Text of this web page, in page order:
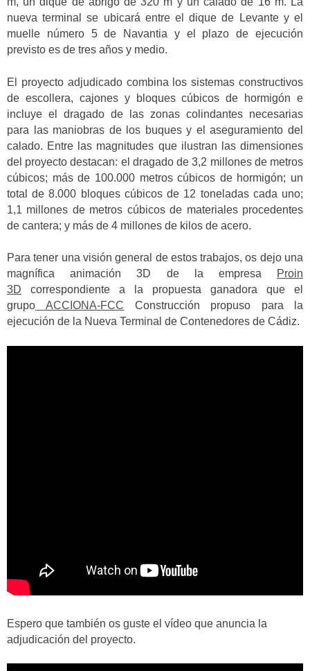
nueva terminal se ubicará entre el dique de Levante y el
muelle número 5 de Navantia y el plazo de ejecución
previsto es de tres años y medio.
El proyecto adjudicado combina los sistemas constructivos
de escollera, cajones y bloques cúbicos de hormigón e
incluye el dragado de las zonas colindantes necesarias
para las maniobras de los buques y el aseguramiento del
calado. Entre las magnitudes que ilustran las dimensiones
del proyecto destacan: el dragado de 3,2 millones de metros
cúbicos; más de 100.000 metros cúbicos de hormigón; un
total de 8.000 bloques cúbicos de 12 toneladas cada uno;
1,1 millones de metros cúbicos de materiales procedentes
de cantera; y más de 4 millones de kilos de acero.
Para tener una visión general de estos trabajos, os dejo una
magnífica animación 3D de la empresa
Proin
3D correspondiente a la propuesta ganadora que el
grupo ACCIONA-FCC Construcción propuso para la
ejecución de la Nueva Terminal de Contenedores de Cádiz.
Espero que también os guste el vídeo que anuncia la
adjudicación del proyecto.